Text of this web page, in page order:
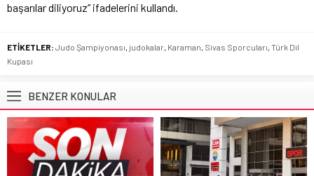
başarılar diliyoruz” ifadelerini kullandı.
ETİKETLER: Judo Şampiyonası, judokalar, Karaman, Sivas Sporcuları, Türk Dil
Kupası
BENZER KONULAR